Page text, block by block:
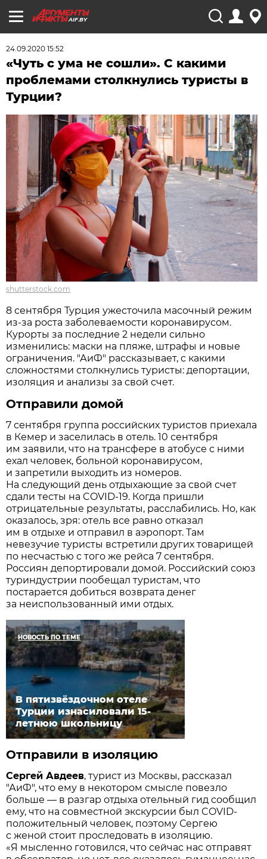
AIF.BY
24.09.2020 15:52
«Чуть с ума не сошли». С какими
проблемами столкнулись туристы в
Турции?
shutterstock.com
8 сентября Турция ужесточила масочный режим
из-за роста заболеваемости коронавирусом.
Курорты за последние 2 недели сильно
изменились: маски на пляже, штрафы и новые
ограничения. "АиФ" рассказывает, с какими
сложностями столкнулись туристы: депортации,
изоляция и анализы за свой счет.
Отправили домой
7 сентября группа российских туристов приехала
в Кемер и заселилась в отель. 10 сентября
им заявили, что на трансфере в атобусе с ними
ехал человек, больной коронавирусом,
и запретили выходить из номеров.
На следующий день отдыхающие за свой счет
сдали тесты на COVID-19. Когда пришли
отрицательные результаты, расслабились. Но, как
оказалось, зря: отель все равно отказал
им в отдыхе и отправил в аэропорт. Там
невезучие туристы встретили других товарищей
по несчастью с того же рейса 7 сентября.
Россиян депортировали домой. Российский союз
туриндустрии пообещал туристам, что
постарается добиться возврата денег
за неиспользованный ими отдых.
НОВОСТЬ ПО ТЕМЕ
В пятизвёздочном отеле
Турции изнасиловали 15-
летнюю школьницу
Отправили в изоляцию
Сергей Авдеев, турист из Москвы, рассказал
"АиФ", что ему в некотором смысле повезло
больше — в разгар отдыха отельный гид сообщил
ему, что на совместной экскурсии был COVID-
положительный человек, поэтому Сергею
с женой стоит проследовать в изоляцию.
«Я мысленно готовился, что сейчас нас отправят